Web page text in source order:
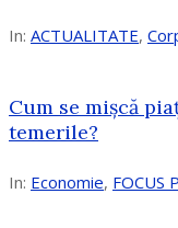
In: ACTUALITATE,
Cum se mișcă
temerile?
In: Economie, FOCUS